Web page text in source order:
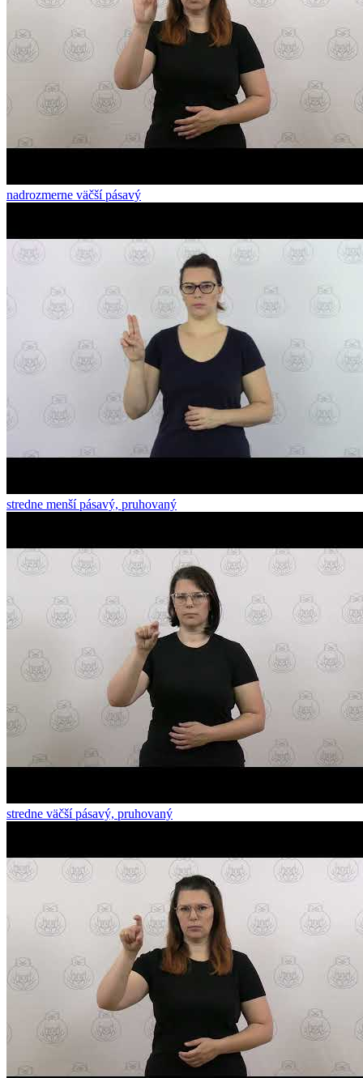
nadrozmerne väčší pásavý
stredne menší pásavý, pruhovaný
stredne väčší pásavý, pruhovaný